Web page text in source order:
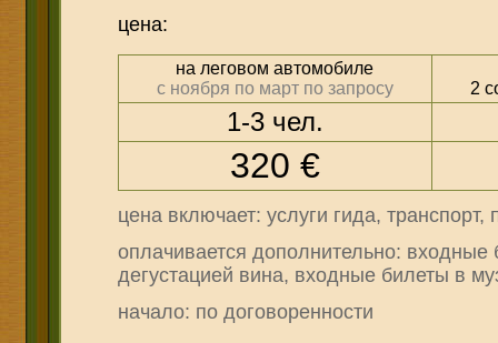
цена:
на леговом автомобиле
с ноября по март по запросу
2
1-3 чел.
320 €
цена включает: услуги гида, транспорт,
оплачивается дополнительно:
дегустацией вина, входные билеты в
начало: по договоренности